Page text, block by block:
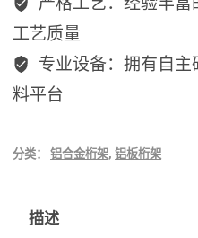
工艺质量
专业设备：拥有自
料平台
分类：铝合金桁架,铝板桁架
描述